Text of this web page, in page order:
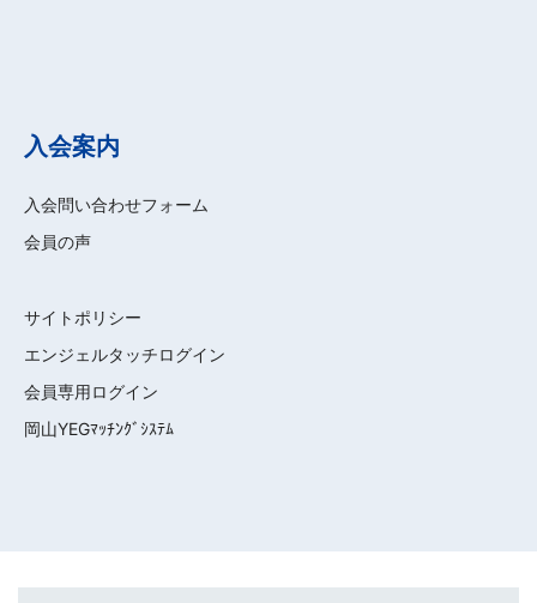
入会案内
入会問い合わせフォーム
会員の声
サイトポリシー
エンジェルタッチログイン
会員専用ログイン
岡山YEGﾏｯﾁﾝｸﾞｼｽﾃﾑ